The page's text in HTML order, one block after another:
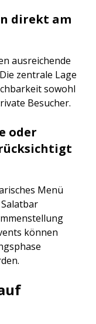
direkt am
ausreichende
zentrale Lage
sowohl
Besucher.
oder
Menü
können